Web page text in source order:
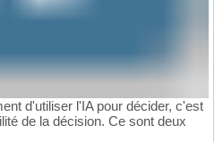
d'utiliser l'IA pour décider, c'est
de la décision. Ce sont deux